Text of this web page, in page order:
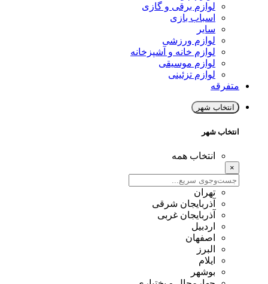
لوازم برقی و گازی
اسباب بازی
سایر
لوازم ورزشی
لوازم خانه و آشپزخانه
لوازم موسیقی
لوازم تزئینی
متفرقه
انتخاب شهر
انتخاب شهر
انتخاب همه
×
تهران
آذربایجان شرقی
آذربایجان غربی
اردبیل
اصفهان
البرز
ایلام
بوشهر